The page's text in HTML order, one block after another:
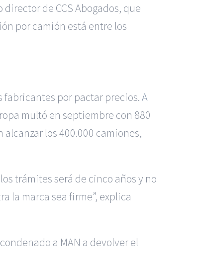
de CCS Abogados, que
por camión está entre los
fabricantes por pactar precios.A
multó en septiembre con 880
los 400.000 camiones,
trámites será de cinco años y no
la marca sea firme”, explica
a MAN a devolver el